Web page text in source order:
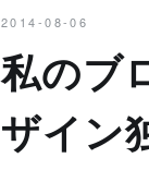
2014-08-06
私のブ
ザイン